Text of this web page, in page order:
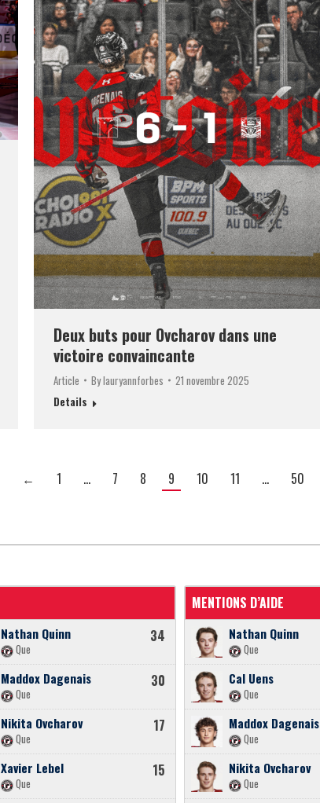
Deux buts pour Ovcharov dans une
victoire convaincante
Article Bylauryannforbes
21 novembre 2025
Details
← 1 … 7 8 9 10 11 … 50
Nathan Quinn
Que
34
Maddox Dagenais
Que
30
Nikita Ovcharov
Que
17
Xavier Lebel
Que
15
MENTIONS D’AIDE
Nathan Quinn
Que
Cal Uens
Que
Maddox Dagenais
Que
Nikita Ovcharov
Que